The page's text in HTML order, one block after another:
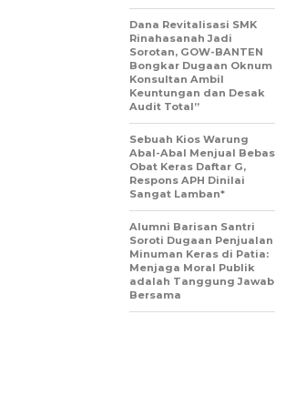
Dana Revitalisasi SMK
Rinahasanah Jadi
Sorotan, GOW-BANTEN
Bongkar Dugaan Oknum
Konsultan Ambil
Keuntungan dan Desak
Audit Total”
Sebuah Kios Warung
Abal-Abal Menjual Bebas
Obat Keras Daftar G,
Respons APH Dinilai
Sangat Lamban*
Alumni Barisan Santri
Soroti Dugaan Penjualan
Minuman Keras di Patia:
Menjaga Moral Publik
adalah Tanggung Jawab
Bersama